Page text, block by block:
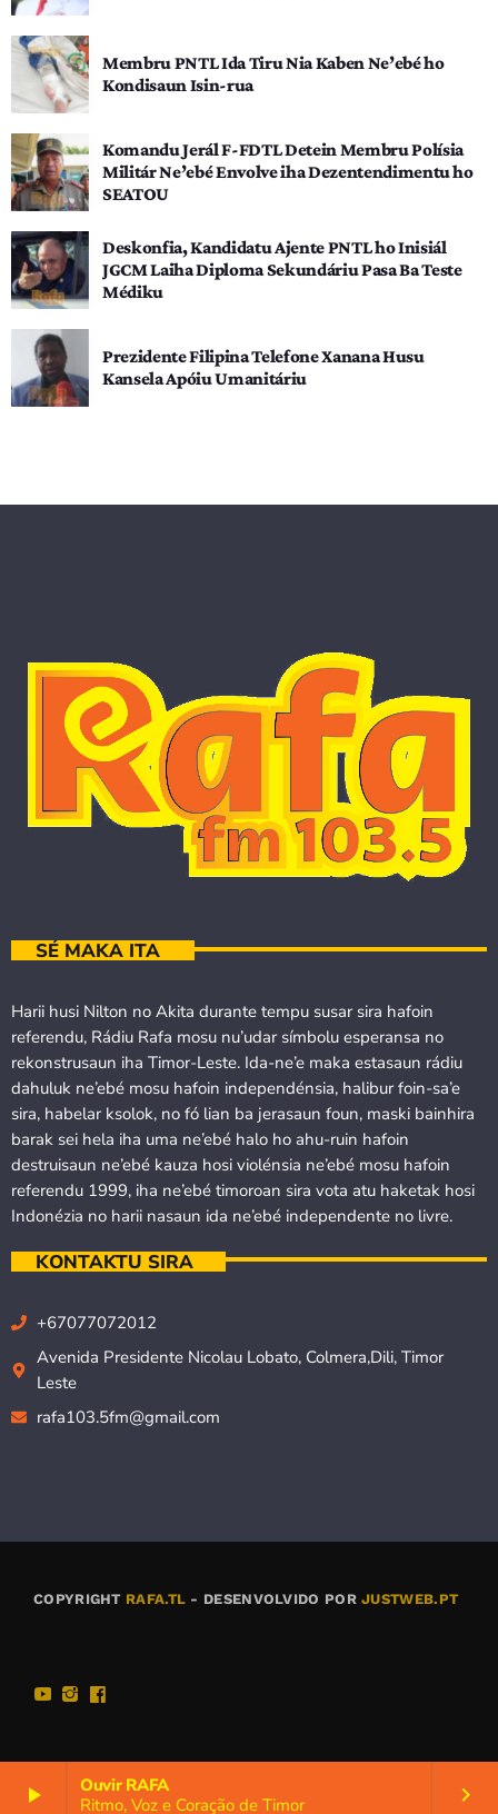
play_arrow
Ouvir RAFA
Ritmo, Voz e Coração de Timor
keyboard_arrow_right
Membru PNTL Ida Tiru Nia Kaben Ne’ebé ho
Kondisaun Isin-rua
Komandu Jerál F-FDTL Detein Membru Polísia
Militár Ne’ebé Envolve iha Dezentendimentu ho
SEATOU
Deskonfia, Kandidatu Ajente PNTL ho Inisiál
JGCM Laiha Diploma Sekundáriu Pasa Ba Teste
Médiku
Prezidente Filipina Telefone Xanana Husu
Kansela Apóiu Umanitáriu
SÉ MAKA ITA
Harii husi Nilton no Akita durante tempu susar sira hafoin
referendu, Rádiu Rafa mosu nu’udar símbolu esperansa no
rekonstrusaun iha Timor-Leste. Ida-ne’e maka estasaun rádiu
dahuluk ne’ebé mosu hafoin independénsia, halibur foin-sa’e
sira, habelar ksolok, no fó lian ba jerasaun foun, maski bainhira
barak sei hela iha uma ne’ebé halo ho ahu-ruin hafoin
destruisaun ne’ebé kauza hosi violénsia ne’ebé mosu hafoin
referendu 1999, iha ne’ebé timoroan sira vota atu haketak hosi
Indonézia no harii nasaun ida ne’ebé independente no livre.
KONTAKTU SIRA
+67077072012
Avenida Presidente Nicolau Lobato, Colmera,Dili, Timor
Leste
rafa103.5fm@gmail.com
COPYRIGHT RAFA.TL - DESENVOLVIDO PORJUSTWEB.PT